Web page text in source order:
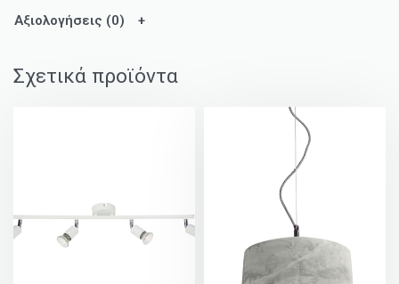
Αξιολογήσεις (0)
Σχετικά προϊόντα